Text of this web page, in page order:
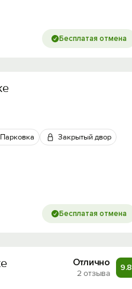
Бесплатая отмена
Парковка Закрытый двор
Бесплатая отмена
Отлично
2 отзыва
9.8